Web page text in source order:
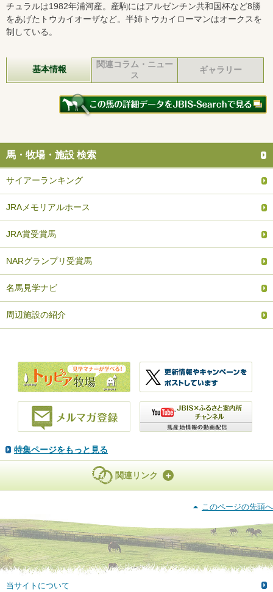
チュラルは1982年浦河産。産駒にはアルゼンチン共和国杯など8勝
をあげたトウカイオーザなど。半姉トウカイローマンはオークスを
制している。
基本情報
関連コラム・ニュー
ス
ギャラリー
馬・牧場・施設 検索
サイアーランキング
JRAメモリアルホース
JRA賞受賞馬
NARグランプリ受賞馬
名馬見学ナビ
周辺施設の紹介
特集ページをもっと見る
関連リンク
このページの先頭へ
当サイトについて